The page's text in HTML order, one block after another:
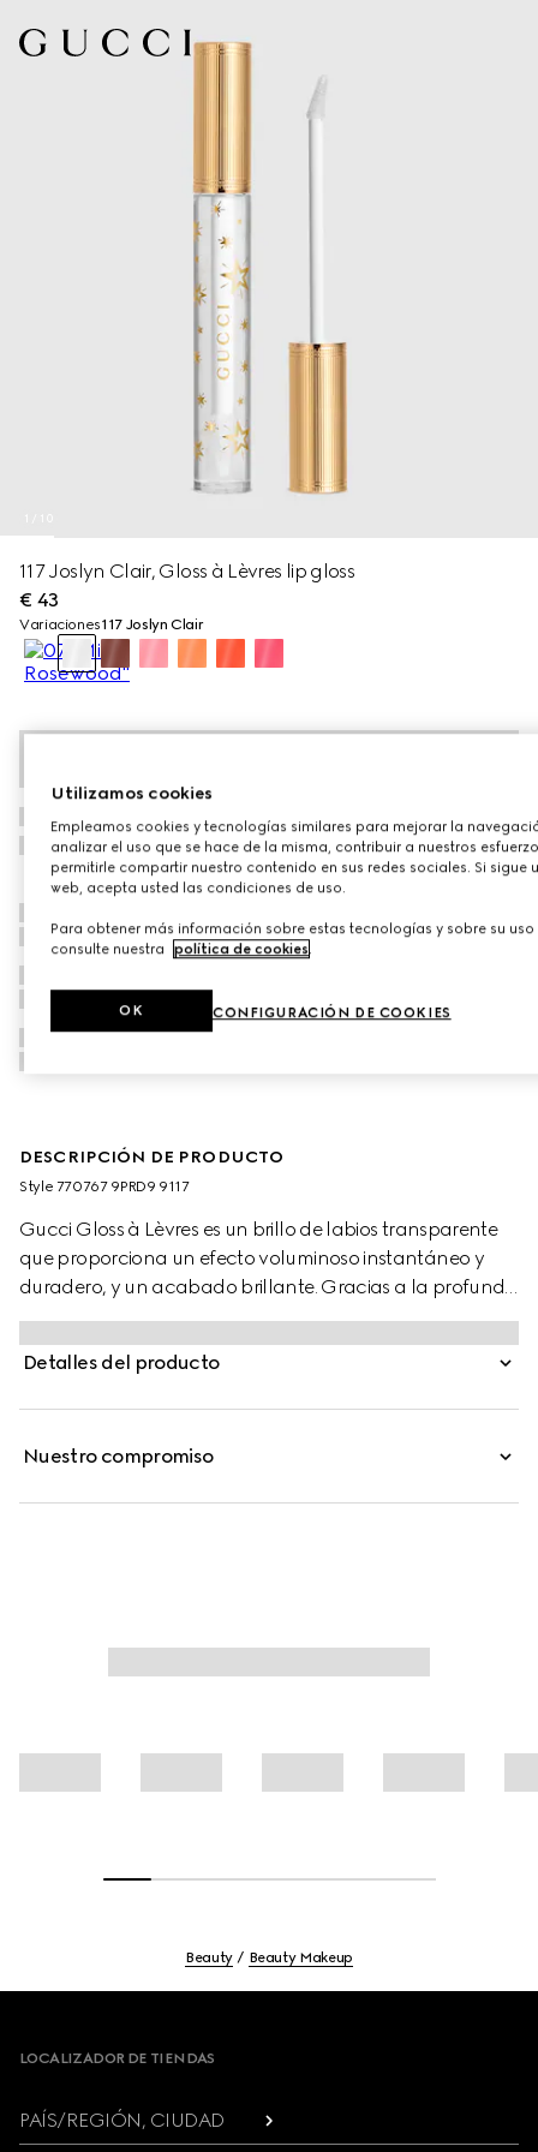
117 Joslyn Clair, Gloss à Lèvres lip gloss
€ 43
Variaciones117 Joslyn Clair
DESCRIPCIÓN DE PRODUCTO
Style ‎770767 9PRD9 9117
Gucci Gloss à Lèvres es un brillo de labios transparente
que proporciona un efecto voluminoso instantáneo y
duradero, y un acabado brillante. Gracias a la profunda
hidratación y el brillo resistente, los labios se ven más
suaves y jugosos. La fantástica combinación de
ingredientes que cuidan y aportan volumen a los labios
jengibre. Las propiedades hidratantes del ácido
Detalles del producto
Nuestro compromiso
Beauty Beauty Makeup
LOCALIZADOR DE TIENDAS
PAÍS/REGIÓN, CIUDAD
Utilizamos cookies
Empleamos cookies y tecnologías similares para mejorar la
analizar el uso que se hace de la misma, contribuir a nuestros
permitirle compartir nuestro contenido en sus redes sociales. Si sigue
web, acepta usted las condiciones de uso.
Para obtener más información sobre estas tecnologías y sobre su
consulte nuestra
política de cookies.
CONFIGURACIÓN DE COOKIES
OK